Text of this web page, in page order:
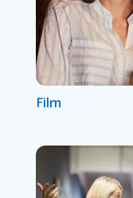
Film